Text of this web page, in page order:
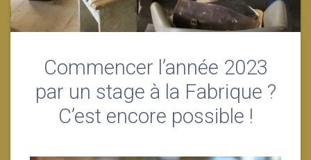
Commencer l’année 2023
par un stage à la Fabrique ?
C’est encore possible !